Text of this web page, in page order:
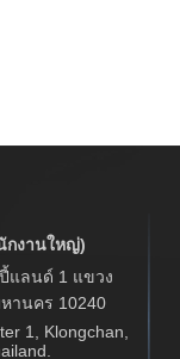
กงานใหญ่)
ลนด์ 1 แขวง
านคร 10240
1, Klongchan,